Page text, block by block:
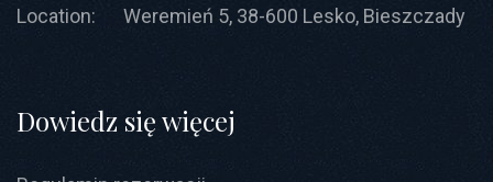
Location:
Weremień 5, 38-600 Lesko, Bieszczady
Dowiedz się więcej